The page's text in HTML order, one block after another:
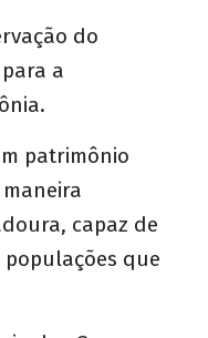
do
a
patrimônio
capaz de
que